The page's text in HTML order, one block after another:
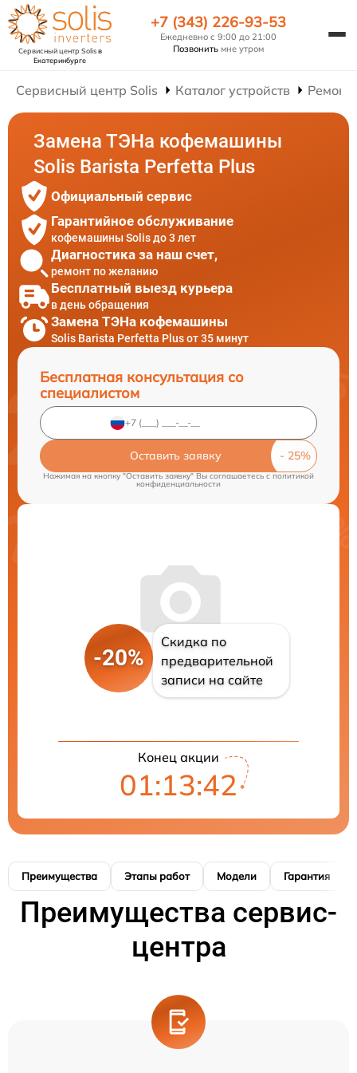
Сервисный центр Solisв
Екатеринбурге
+7 (343) 226-93-53
Ежедневно с 9:00 до 21:00
Позвонить мне утром
Сервисный центр Solis Каталог устройств
Замена ТЭНа кофемашины
Solis Barista Perfetta Plus
Официальный сервис
Гарантийное обслуживание
кофемашины Solis до 3 лет
Диагностика за наш счет,
ремонт по желанию
Бесплатный выезд курьера
в день обращения
Замена ТЭНа кофемашины
Solis Barista Perfetta Plus от 35 минут
Бесплатная консультация со
специалистом
Оставить заявку
Нажимая на кнопку "Оставить заявку" Вы соглашаетесь cполитикой
конфиденциальности
-20%
Скидка по
предварительной
записи на сайте
Конец акции
01:13:41
Преимущества Этапы работ Модели Гарантия
Преимущества сервис-
центра